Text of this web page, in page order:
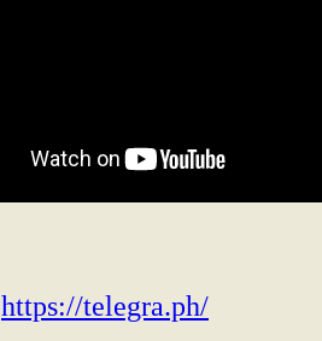
https://telegra.ph/